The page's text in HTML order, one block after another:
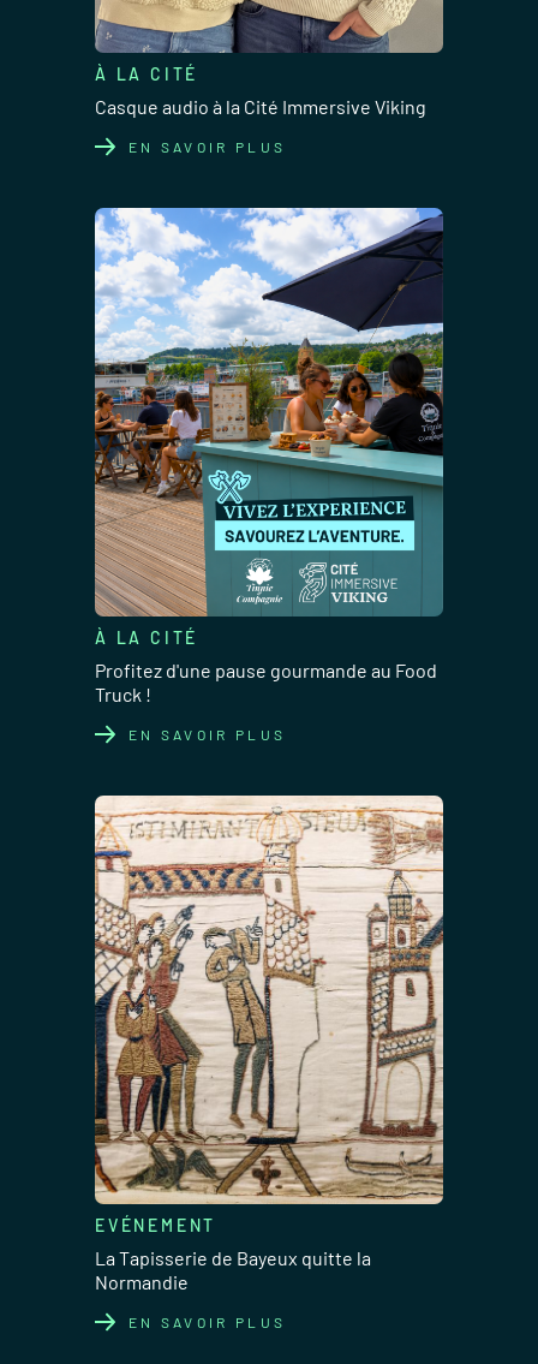
EN SAVOIR PLUS
À LA CITÉ
Casque audio à la Cité Immersive Viking
EN SAVOIR PLUS
À LA CITÉ
Profitez d'une pause gourmande au Food
Truck !
EN SAVOIR PLUS
EVÉNEMENT
La Tapisserie de Bayeux quitte la
Normandie